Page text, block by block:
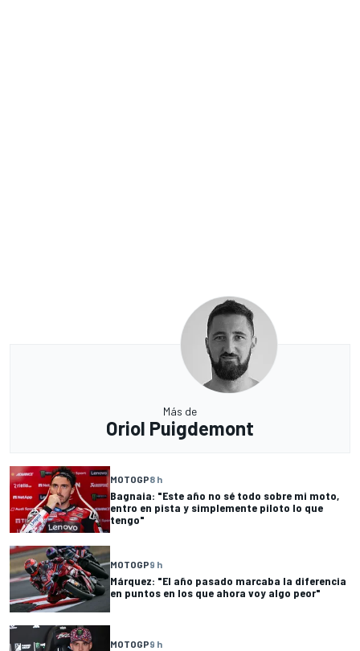
Más de
Oriol Puigdemont
MOTOGP8 h
Bagnaia: "Este año no sé todo sobre mi moto,
entro en pista y simplemente piloto lo que
tengo"
MOTOGP9 h
Márquez: "El año pasado marcaba la diferencia
en puntos en los que ahora voy algo peor"
MOTOGP9 h